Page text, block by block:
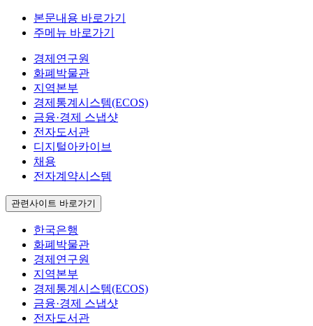
본문내용 바로가기
주메뉴 바로가기
경제연구원
화폐박물관
지역본부
경제통계시스템(ECOS)
금융·경제 스냅샷
전자도서관
디지털아카이브
채용
전자계약시스템
관련사이트 바로가기
한국은행
화폐박물관
경제연구원
지역본부
경제통계시스템(ECOS)
금융·경제 스냅샷
전자도서관